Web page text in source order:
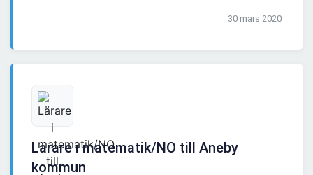
30 mars 2020
Lärare i matematik/NO till Aneby
kommun